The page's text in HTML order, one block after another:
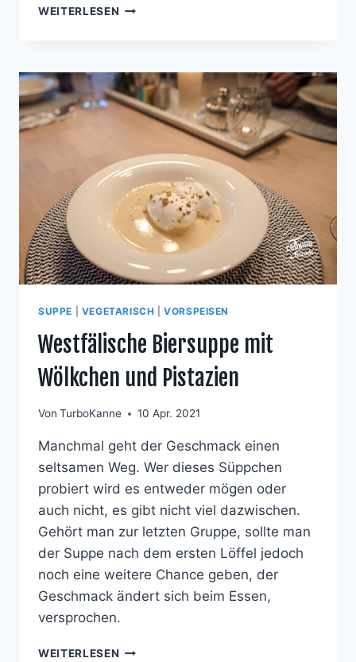
WEITERLESEN ZWEIERLEI
AN
TAGLIATELLE
SUPPE VEGETARISCH |VORSPEISEN
Westfälische Biersuppe mit
Wölkchen und Pistazien
Von TurboKanne 10 Apr. 2021
Manchmal geht der Geschmack einen
seltsamen Weg. Wer dieses Süppchen
probiert wird es entweder mögen oder
auch nicht, es gibt nicht viel dazwischen.
Gehört man zur letzten Gruppe, sollte man
der Suppe nach dem ersten Löffel jedoch
noch eine weitere Chance geben, der
Geschmack ändert sich beim Essen,
versprochen.
WEITERLESEN WESTFÄLISCHE